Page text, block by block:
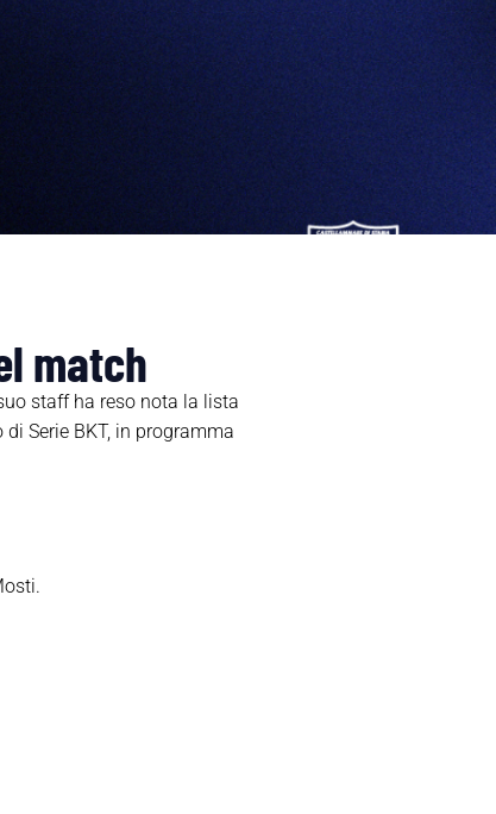
match
staff ha reso nota la lista
Serie BKT, in programma